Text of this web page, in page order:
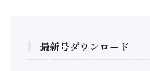
最新号ダウンロード